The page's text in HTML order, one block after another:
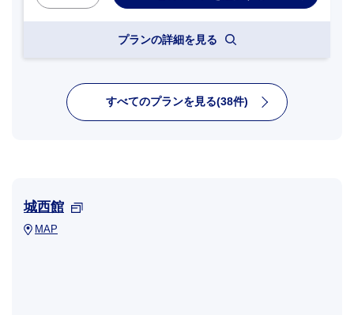
プランの詳細を見る
すべてのプランを見る(38件)
城西館
MAP